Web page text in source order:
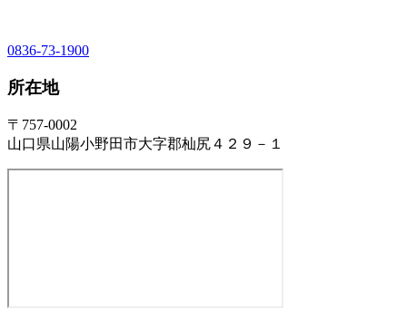
0836-73-1900
所在地
〒757-0002
山口県山陽小野田市大字郡杣尻４２９－１